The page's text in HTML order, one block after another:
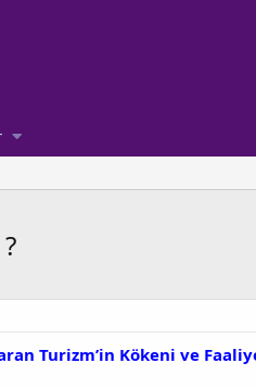
Turizm’in Kökeni ve